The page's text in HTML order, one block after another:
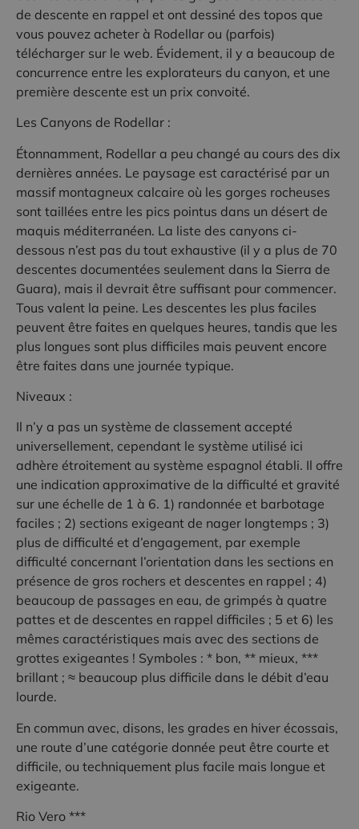
de descente en rappel et ont dessiné des topos que
vous pouvez acheter à Rodellar ou (parfois)
télécharger sur le web. Évidement, il y a beaucoup de
concurrence entre les explorateurs du canyon, et une
première descente est un prix convoité.
Les Canyons de Rodellar :
Étonnamment, Rodellar a peu changé au cours des dix
dernières années. Le paysage est caractérisé par un
massif montagneux calcaire où les gorges rocheuses
sont taillées entre les pics pointus dans un désert de
maquis méditerranéen. La liste des canyons ci-
dessous n’est pas du tout exhaustive (il y a plus de 70
descentes documentées seulement dans la Sierra de
Guara), mais il devrait être suffisant pour commencer.
Tous valent la peine. Les descentes les plus faciles
peuvent être faites en quelques heures, tandis que les
plus longues sont plus difficiles mais peuvent encore
être faites dans une journée typique.
Niveaux :
Il n’y a pas un système de classement accepté
universellement, cependant le système utilisé ici
adhère étroitement au système espagnol établi. Il offre
une indication approximative de la difficulté et gravité
sur une échelle de 1 à 6. 1) randonnée et barbotage
faciles ; 2) sections exigeant de nager longtemps ; 3)
plus de difficulté et d’engagement, par exemple
difficulté concernant l’orientation dans les sections en
présence de gros rochers et descentes en rappel ; 4)
beaucoup de passages en eau, de grimpés à quatre
pattes et de descentes en rappel difficiles ; 5 et 6) les
mêmes caractéristiques mais avec des sections de
grottes exigeantes ! Symboles : * bon, ** mieux, ***
brillant ; ≈ beaucoup plus difficile dans le débit d’eau
lourde.
En commun avec, disons, les grades en hiver écossais,
une route d’une catégorie donnée peut être courte et
difficile, ou techniquement plus facile mais longue et
exigeante.
Rio Vero ***